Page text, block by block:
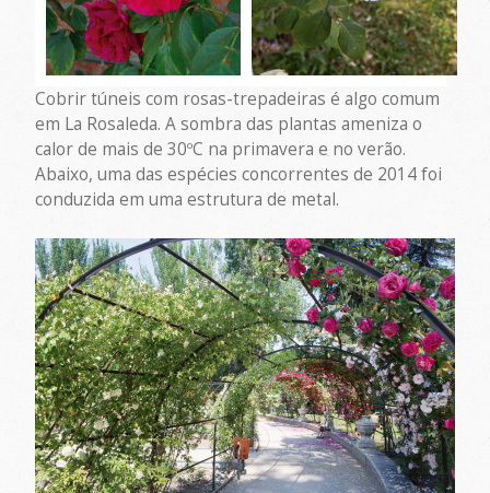
Cobrir túneis com rosas-trepadeiras é algo comum
em La Rosaleda. A sombra das plantas ameniza o
calor de mais de 30ºC na primavera e no verão.
Abaixo, uma das espécies concorrentes de 2014 foi
conduzida em uma estrutura de metal.